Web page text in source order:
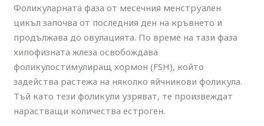
Фоликуларната фаза от месечния менструален
цикъл започва от последния ден на кръвнето и
продължава до овулацията. По време на тази фаза
хипофизната жлеза освобождава
фоликулостимулиращ хормон (FSH), който
задейства растежа на няколко яйчникови фоликула.
Тъй като тези фоликули узряват, те произвеждат
нарастващи количества естроген.